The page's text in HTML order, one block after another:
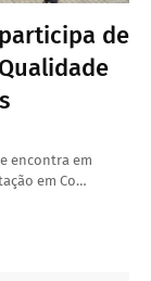
de
encontra em
em Co…